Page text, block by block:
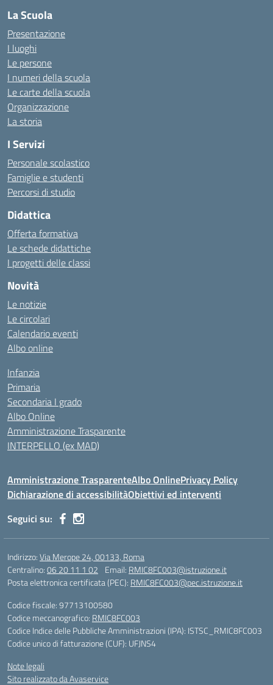
La Scuola
Presentazione
I luoghi
Le persone
I numeri della scuola
Le carte della scuola
Organizzazione
La storia
I Servizi
Personale scolastico
Famiglie e studenti
Percorsi di studio
Didattica
Offerta formativa
Le schede didattiche
I progetti delle classi
Novità
Le notizie
Le circolari
Calendario eventi
Albo online
Infanzia
Primaria
Secondaria I grado
Albo Online
Amministrazione Trasparente
INTERPELLO (ex MAD)
Amministrazione TrasparenteAlbo OnlinePrivacy Policy
Dichiarazione di accessibilitàObiettivi ed interventi
Seguici su:
Indirizzo:Via Merope 24, 00133, Roma
Centralino:06 20 11 1 02 Email: RMIC8FC003@istruzione.it
Posta elettronica certificata (PEC): RMIC8FC003@pec.istruzione.it
Codice fiscale: 97713100580
Codice meccanografico: RMIC8FC003
Codice Indice delle Pubbliche Amministrazioni (IPA): ISTSC_RMIC8FC003
Codice unico di fatturazione (CUF): UFJNS4
Note legali
Sito realizzato da Avaservice